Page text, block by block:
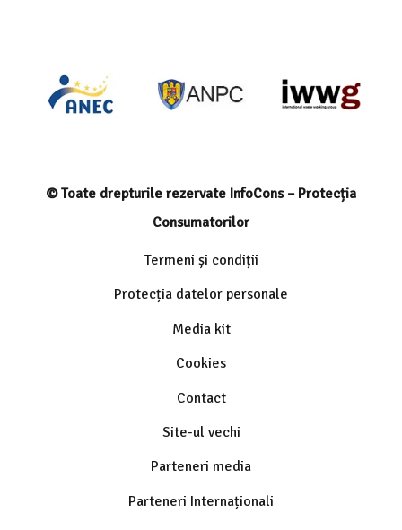
© Toate drepturile rezervate InfoCons – Protecția
Consumatorilor
Termeni și condiții
Protecția datelor personale
Media kit
Cookies
Contact
Site-ul vechi
Parteneri media
Parteneri Internaționali